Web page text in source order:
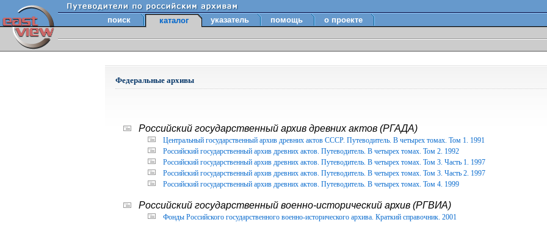
поиск каталог указатель помощь о проекте
Федеральные архивы
Российский государственный архив древних актов (РГАДА)
Центральный государственный архив древних актов СССР. Путеводитель. В четырех томах. Том 1. 1991
Российский государственный архив древних актов. Путеводитель. В четырех томах. Том 2. 1992
Российский государственный архив древних актов. Путеводитель. В четырех томах. Том 3. Часть 1. 1997
Российский государственный архив древних актов. Путеводитель. В четырех томах. Том 3. Часть 2. 1997
Российский государственный архив древних актов. Путеводитель. В четырех томах. Том 4. 1999
Российский государственный военно-исторический архив (РГВИА)
Фонды Российского государственного военно-исторического архива. Краткий справочник. 2001